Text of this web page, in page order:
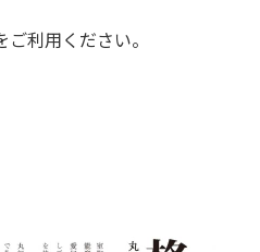
利用ください。